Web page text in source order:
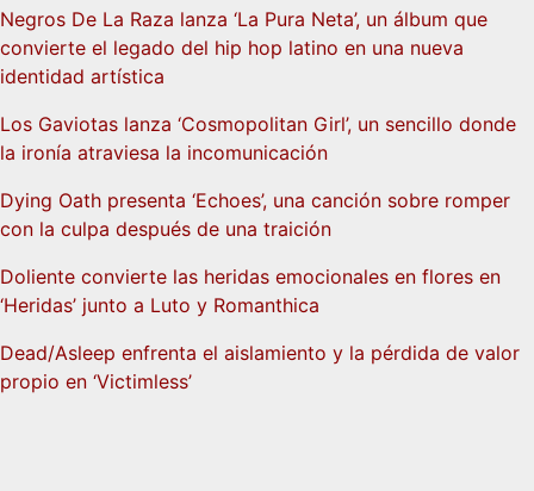
Negros De La Raza lanza ‘La Pura Neta’, un álbum que
convierte el legado del hip hop latino en una nueva
identidad artística
Los Gaviotas lanza ‘Cosmopolitan Girl’, un sencillo donde
la ironía atraviesa la incomunicación
Dying Oath presenta ‘Echoes’, una canción sobre romper
con la culpa después de una traición
Doliente convierte las heridas emocionales en flores en
‘Heridas’ junto a Luto y Romanthica
Dead/Asleep enfrenta el aislamiento y la pérdida de valor
propio en ‘Victimless’